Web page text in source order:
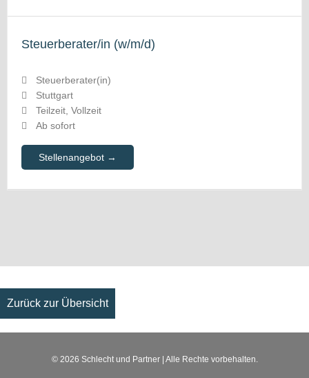
Steuerberater/in (w/m/d)
Steuerberater(in)
Stuttgart
Teilzeit Vollzeit
Ab sofort
Stellenangebot
Zurück zur Übersicht
© 2026 Schlecht und Partner| Alle Rechte vorbehalten.